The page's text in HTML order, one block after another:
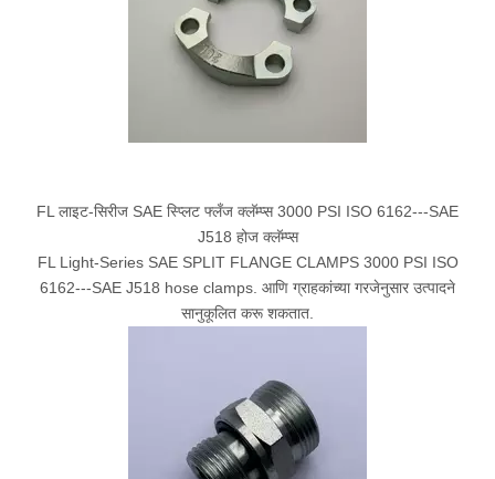
FL लाइट-सिरीज SAE स्प्लिट फ्लँज क्लॅम्प्स 3000 PSI ISO 6162---SAE
J518 होज क्लॅम्प्स
FL Light-Series SAE SPLIT FLANGE CLAMPS 3000 PSI ISO
6162---SAE J518 hose clamps. आणि ग्राहकांच्या गरजेनुसार उत्पादने
सानुकूलित करू शकतात.